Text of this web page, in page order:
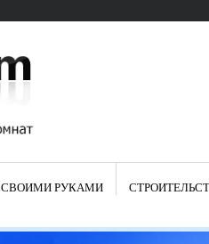
Свежие записи
Японские кухонные ножи:
СВОИМИ РУКАМИ